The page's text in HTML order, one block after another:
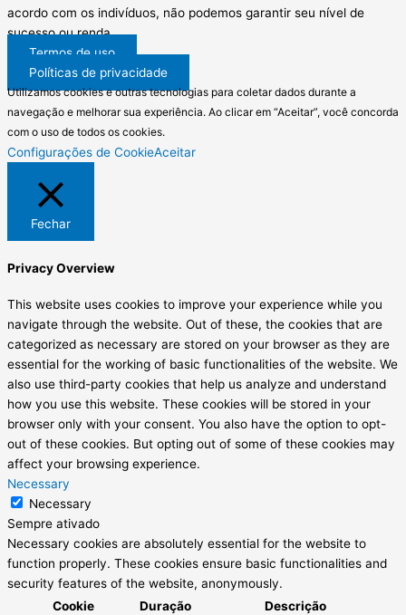
acordo com os indivíduos, não podemos garantir seu nível de
sucesso ou renda.
Termos de uso
Políticas de privacidade
Utilizamos cookies e outras tecnologias para coletar dados durante a
navegação e melhorar sua experiência. Ao clicar em “Aceitar”, você concorda
com o uso de todos os cookies.
Configurações de CookieAceitar
Fechar
Privacy Overview
This website uses cookies to improve your experience while you
navigate through the website. Out of these, the cookies that are
categorized as necessary are stored on your browser as they are
essential for the working of basic functionalities of the website. We
also use third-party cookies that help us analyze and understand
how you use this website. These cookies will be stored in your
browser only with your consent. You also have the option to opt-
out of these cookies. But opting out of some of these cookies may
affect your browsing experience.
Necessary
Necessary
Sempre ativado
Necessary cookies are absolutely essential for the website to
function properly. These cookies ensure basic functionalities and
security features of the website, anonymously.
Cookie
Duração Descrição